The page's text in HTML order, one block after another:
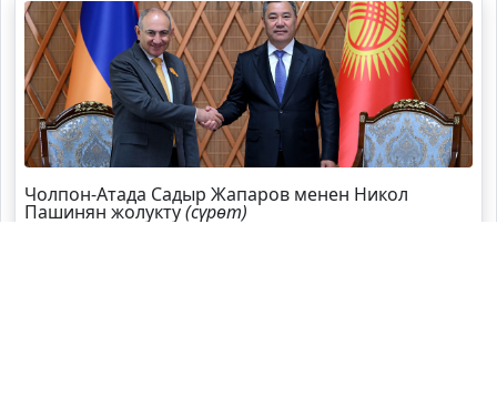
Чолпон-Атада Садыр Жапаров менен Никол
Пашинян жолукту(сүрөт)